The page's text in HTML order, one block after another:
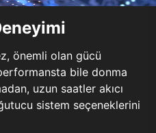
önemli olan gücü
bile donma
uzun saatler akıcı
sistem seçeneklerini